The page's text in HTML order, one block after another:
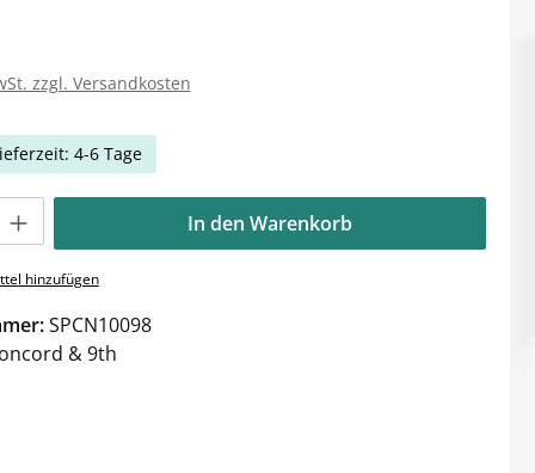
zzgl. Versandkosten
4-6 Tage
In den Warenkorb
hinzufügen
SPCN10098
& 9th